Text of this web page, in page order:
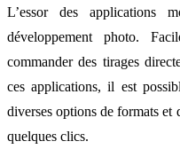
L’essor des applications
développement photo.
commander des tirages
ces applications, il est
diverses options de formats et
quelques clics.